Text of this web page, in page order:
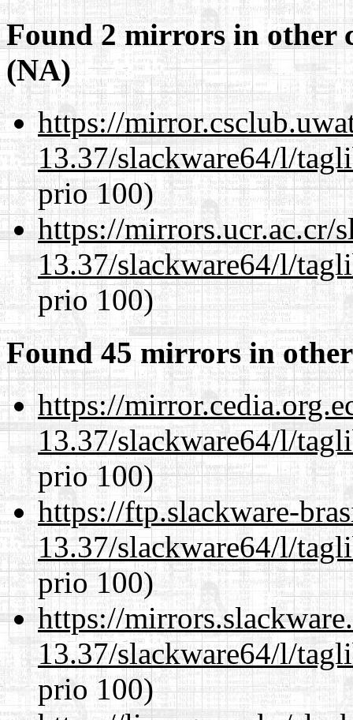
Found 2 mirrors in other
(NA)
https://
13.37/slackware64/l/
prio 100)
https://mirrors.ucr.ac.cr/
13.37/slackware64/l/
prio 100)
Found 45 mirrors in
https://
13.37/slackware64/l/
prio 100)
https://ftp.slackware-
13.37/slackware64/l/
prio 100)
https://
13.37/slackware64/l/
prio 100)